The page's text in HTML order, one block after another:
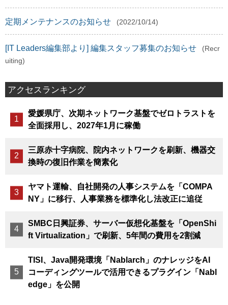
定期メンテナンスのお知らせ (2022/10/14)
[IT Leaders編集部より] 編集スタッフ募集のお知らせ
(Recr
uiting)
アクセスランキング
愛媛県庁、次期ネットワーク基盤でゼロトラストを
全面採用し、2027年1月に稼働
三原赤十字病院、院内ネットワークを刷新、機器交
換時の復旧作業を簡素化
ヤマト運輸、自社開発の人事システムを「COMPA
NY」に移行、人事業務を標準化し法改正に追従
SMBC日興証券、サーバー仮想化基盤を「OpenShi
ft Virtualization」で刷新、5年間の費用を2割減
TISI、Java開発環境「Nablarch」のナレッジをAI
コーディングツールで活用できるプラグイン「Nabl
edge」を公開